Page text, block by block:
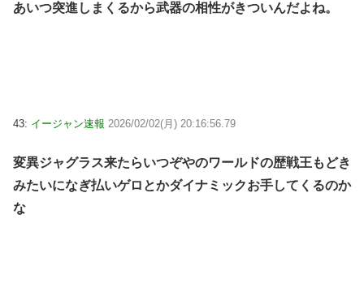
あいつ突進しまくるから武器の相性がきついんだよね。
43: イージャン速報 2026/02/02(月) 20:16:56.79
変異ジャグラス来たらいつぞやのワールドの歴戦王もどき
みたいになぎ払いゲロとかダイナミックお手してくるのか
な